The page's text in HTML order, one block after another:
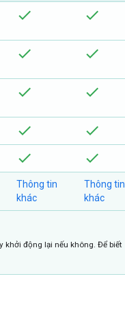
Thông tin
khác
Thông tin
khác
động lại nếu không. Để biết